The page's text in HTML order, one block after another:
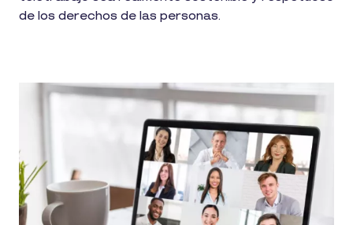
de los derechos de las personas.